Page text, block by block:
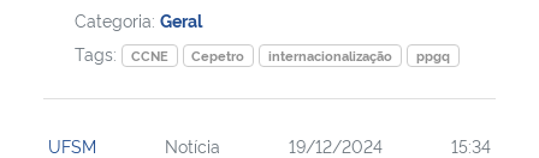
Categoria: Geral
Tags:
CCNE Cepetro internacionalização ppgq
UFSM Notícia 19/12/2024 15:34